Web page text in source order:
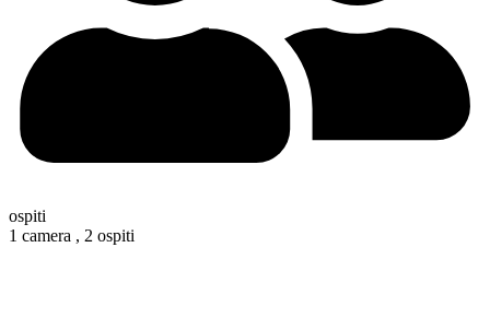
ospiti
1 camera , 2 ospiti